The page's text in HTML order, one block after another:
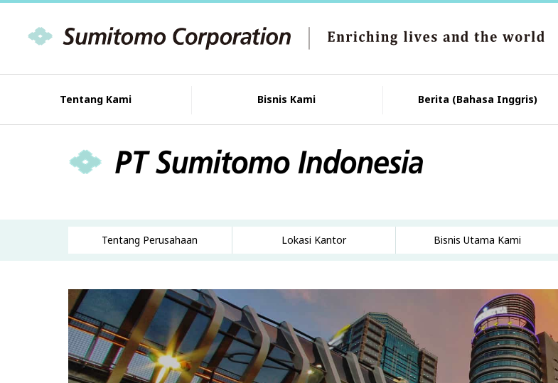
Tentang Kami Bisnis Kami Berita (Bahasa Inggris)
Tentang Perusahaan Lokasi Kantor Bisnis Utama Kami